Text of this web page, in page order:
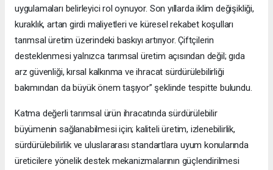
uygulamaları belirleyici rol oynuyor. Son yıllarda iklim değişikliği,
kuraklık, artan girdi maliyetleri ve küresel rekabet koşulları
tarımsal üretim üzerindeki baskıyı artırıyor. Çiftçilerin
desteklenmesi yalnızca tarımsal üretim açısından değil; gıda
arz güvenliği, kırsal kalkınma ve ihracat sürdürülebilirliği
bakımından da büyük önem taşıyor” şeklinde tespitte bulundu.
Katma değerli tarımsal ürün ihracatında sürdürülebilir
büyümenin sağlanabilmesi için; kaliteli üretim, izlenebilirlik,
sürdürülebilirlik ve uluslararası standartlara uyum konularında
üreticilere yönelik destek mekanizmalarının güçlendirilmesi